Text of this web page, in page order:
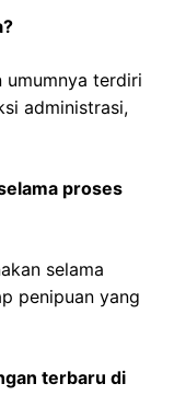
umumnya terdiri
administrasi,
proses
selama
penipuan yang
terbaru di